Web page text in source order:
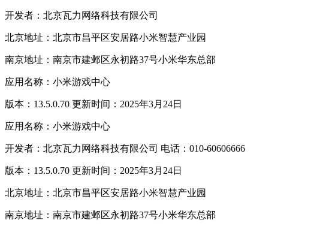
开发者：北京瓦力网络科技有限公司
北京地址：北京市昌平区安居路小米智慧产业园
南京地址：南京市建邺区永初路37号小米华东总部
应用名称：小米游戏中心
版本：13.5.0.70 更新时间：2025年3月24日
应用名称：小米游戏中心
开发者：北京瓦力网络科技有限公司 电话：010-60606666
版本：13.5.0.70 更新时间：2025年3月24日
北京地址：北京市昌平区安居路小米智慧产业园
南京地址：南京市建邺区永初路37号小米华东总部